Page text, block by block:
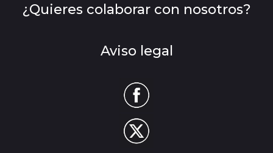
¿Quieres colaborar con nosotros?
Aviso legal